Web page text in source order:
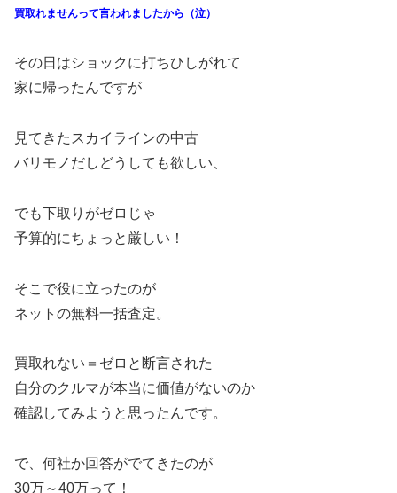
買取れませんって言われましたから（泣）
その日はショックに打ちひしがれて
家に帰ったんですが
見てきたスカイラインの中古
バリモノだしどうしても欲しい、
でも下取りがゼロじゃ
予算的にちょっと厳しい！
そこで役に立ったのが
ネットの無料一括査定。
買取れない＝ゼロと断言された
自分のクルマが本当に価値がないのか
確認してみようと思ったんです。
で、何社か回答がでてきたのが
30万～40万って！